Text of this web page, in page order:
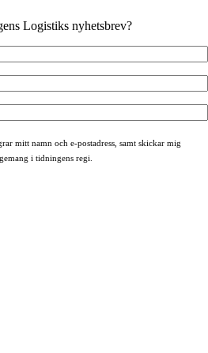
Logistiks nyhetsbrev?
mitt namn och e-postadress, samt skickar mig
i tidningens regi.